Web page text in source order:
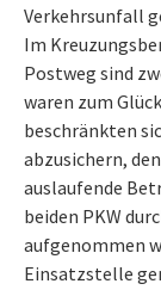
Verkehrsunfall
Im
Postweg sind
waren zum
beschränkten
abzusichern,
auslaufende
beiden PKW
aufgenommen
Einsatzstelle